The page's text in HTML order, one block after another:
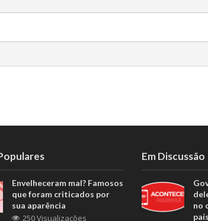
Envelheceram mal? Famosos
que foram criticados por
sua aparência
250 Visualizações
Em Discussão
no
país